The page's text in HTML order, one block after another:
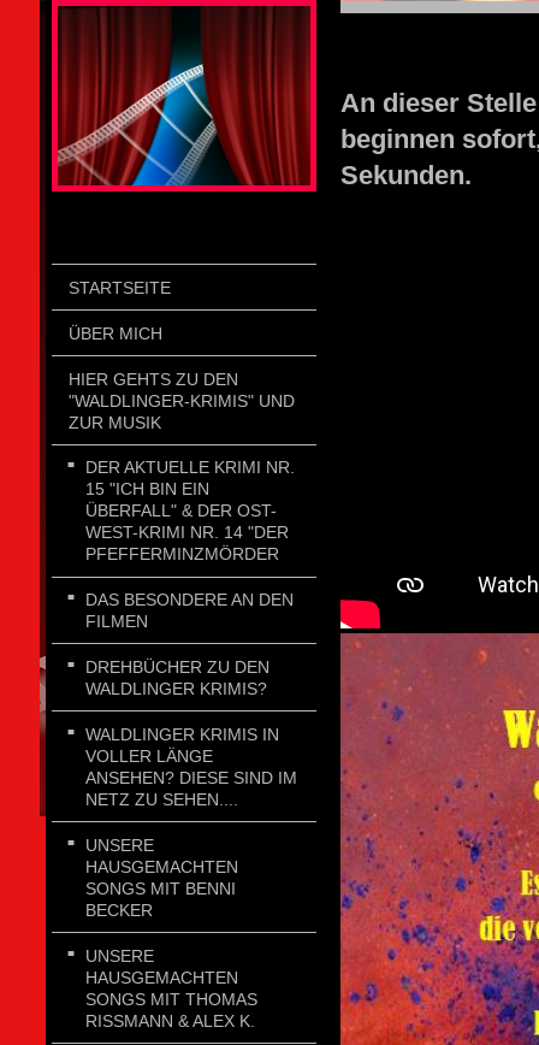
STARTSEITE
ÜBER MICH
HIER GEHTS ZU DEN
"WALDLINGER-KRIMIS" UND
ZUR MUSIK
DER AKTUELLE KRIMI NR.
15 "ICH BIN EIN
ÜBERFALL" & DER OST-
WEST-KRIMI NR. 14 "DER
PFEFFERMINZMÖRDER
DAS BESONDERE AN DEN
FILMEN
DREHBÜCHER ZU DEN
WALDLINGER KRIMIS?
WALDLINGER KRIMIS IN
VOLLER LÄNGE
ANSEHEN? DIESE SIND IM
NETZ ZU SEHEN....
UNSERE
HAUSGEMACHTEN
SONGS MIT BENNI
BECKER
UNSERE
HAUSGEMACHTEN
SONGS MIT THOMAS
RISSMANN & ALEX K.
An dieser
beginnen
Sekunden.